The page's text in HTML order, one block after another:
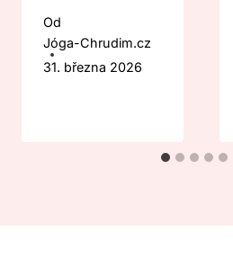
Od
Jóga-Chrudim.cz
31. března 2026